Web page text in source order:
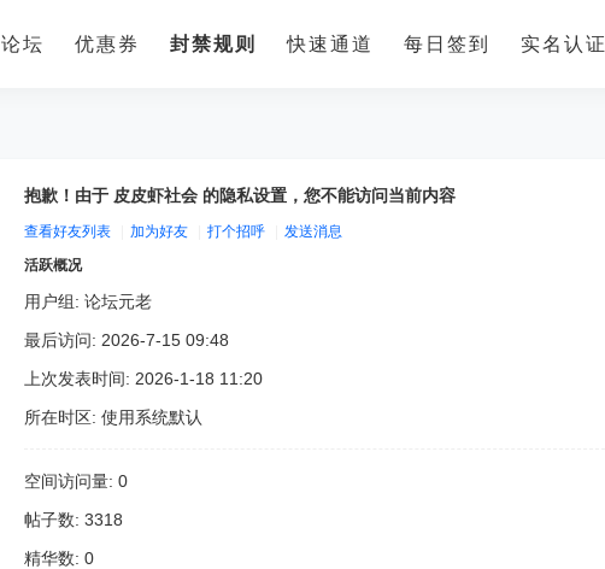
论坛 优惠券 封禁规则 快速通道 每日签到 实名认证
抱歉！由于 皮皮虾社会 的隐私设置，您不能访问当前内容
查看好友列表 加为好友 打个招呼
发送消息
活跃概况
用户组: 论坛元老
最后访问: 2026-7-15 09:48
上次发表时间: 2026-1-18 11:20
所在时区: 使用系统默认
空间访问量: 0
帖子数: 3318
精华数: 0